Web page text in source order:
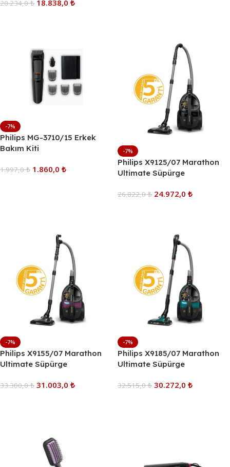
20.234,0₺ 18.838,0 ₺
-7%
Philips MG-3710/15 Erkek
Bakım Kiti
1.997,0₺ 1.860,0 ₺
-7%
Philips X9125/07 Marathon
Ultimate Süpürge
26.822,0₺ 24.972,0 ₺
-7%
Philips X9155/07 Marathon
Ultimate Süpürge
33.300,0₺ 31.003,0 ₺
-7%
Philips X9185/07 Marathon
Ultimate Süpürge
32.515,0₺ 30.272,0 ₺